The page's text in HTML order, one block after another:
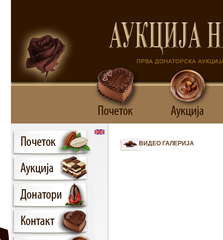
ВИДЕО ГАЛЕРИЈА